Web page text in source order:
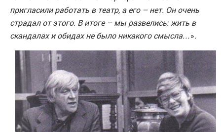
пригласили работать в театр, а его – нет. Он очень
страдал от этого. В итоге – мы развелись: жить в
скандалах и обидах не было никакого смысла…».